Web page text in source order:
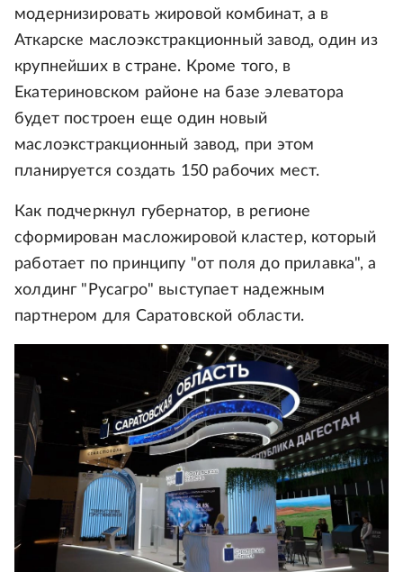
модернизировать жировой комбинат, а в
Аткарске маслоэкстракционный завод, один из
крупнейших в стране. Кроме того, в
Екатериновском районе на базе элеватора
будет построен еще один новый
маслоэкстракционный завод, при этом
планируется создать 150 рабочих мест.
Как подчеркнул губернатор, в регионе
сформирован масложировой кластер, который
работает по принципу "от поля до прилавка", а
холдинг "Русагро" выступает надежным
партнером для Саратовской области.